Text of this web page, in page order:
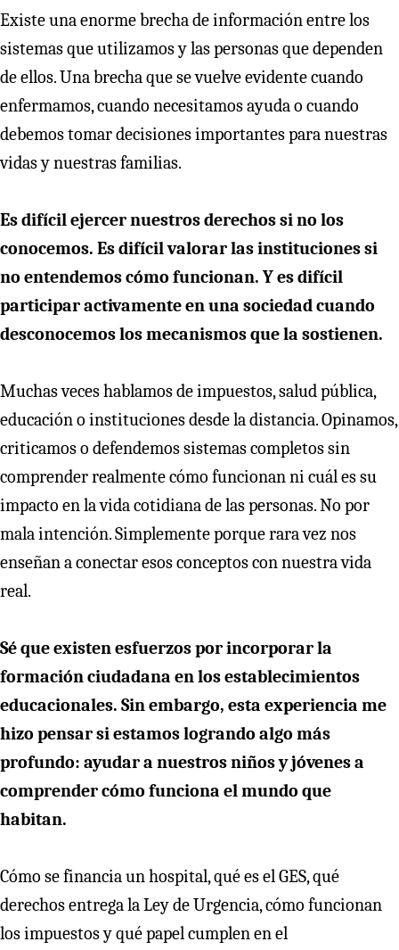
Existe una enorme brecha de información entre los
sistemas que utilizamos y las personas que dependen
de ellos. Una brecha que se vuelve evidente cuando
enfermamos, cuando necesitamos ayuda o cuando
debemos tomar decisiones importantes para nuestras
vidas y nuestras familias.
Es difícil ejercer nuestros derechos si no los
conocemos. Es difícil valorar las instituciones si
no entendemos cómo funcionan. Y es difícil
participar activamente en una sociedad cuando
desconocemos los mecanismos que la sostienen.
Muchas veces hablamos de impuestos, salud pública,
educación o instituciones desde la distancia. Opinamos,
criticamos o defendemos sistemas completos sin
comprender realmente cómo funcionan ni cuál es su
impacto en la vida cotidiana de las personas. No por
mala intención. Simplemente porque rara vez nos
enseñan a conectar esos conceptos con nuestra vida
real.
Sé que existen esfuerzos por incorporar la
formación ciudadana en los establecimientos
educacionales. Sin embargo, esta experiencia me
hizo pensar si estamos logrando algo más
profundo: ayudar a nuestros niños y jóvenes a
comprender cómo funciona el mundo que
habitan.
Cómo se financia un hospital, qué es el GES, qué
derechos entrega la Ley de Urgencia, cómo funcionan
los impuestos y qué papel cumplen en el